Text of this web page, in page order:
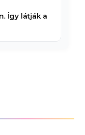
Így látják a